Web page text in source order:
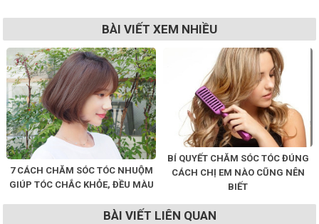
BÀI VIẾT XEM NHIỀU
7 CÁCH CHĂM SÓC TÓC NHUỘM
GIÚP TÓC CHẮC KHỎE, ĐỀU MÀU
BÍ QUYẾT CHĂM SÓC TÓC ĐÚNG
CÁCH CHỊ EM NÀO CŨNG NÊN
BIẾT
BÀI VIẾT LIÊN QUAN